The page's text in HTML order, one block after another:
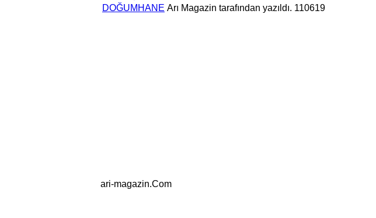
DOĞUMHANE Arı Magazin tarafından yazıldı. 110619
ari-magazin.Com